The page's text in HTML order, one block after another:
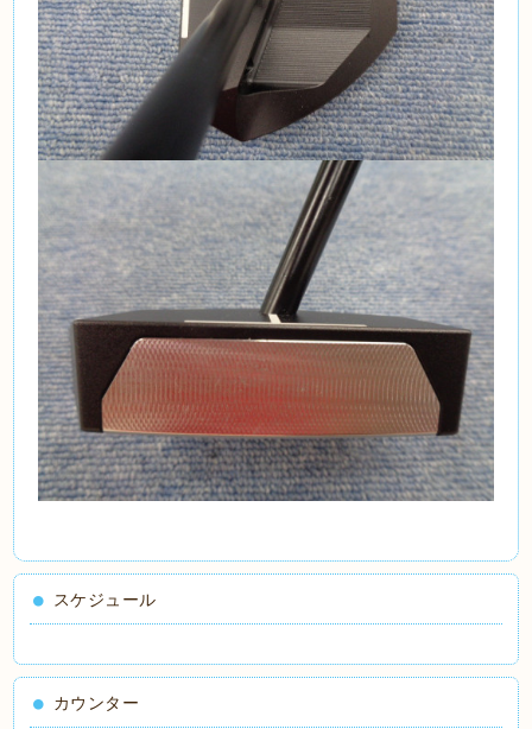
スケジュール
カウンター